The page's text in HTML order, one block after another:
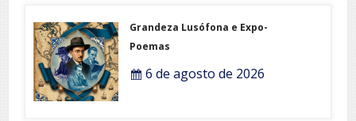
Grandeza Lusófona e Expo-
Poemas
6 de agosto de 2026